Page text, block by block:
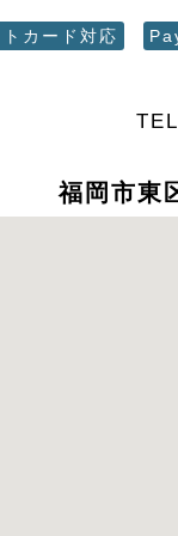
カード対応
福岡市東